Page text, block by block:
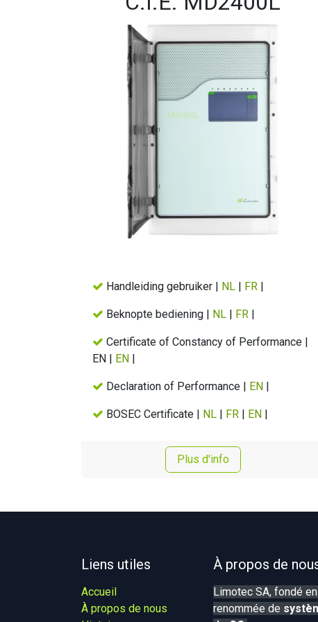
Handleiding gebruiker | NL | FR |
Beknopte bediening | NL | FR |
Certificate of Constancy of Performance |
EN | EN |
Declaration of Performance | EN |
BOSEC Certificate | NL | FR | EN |
Plus d'info
Liens utiles
Accueil
À propos de nous
À propos de
Limotec SA, fondé
renommée de